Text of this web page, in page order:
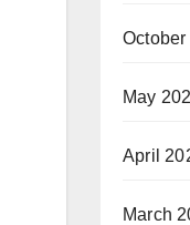
October
May
April
March